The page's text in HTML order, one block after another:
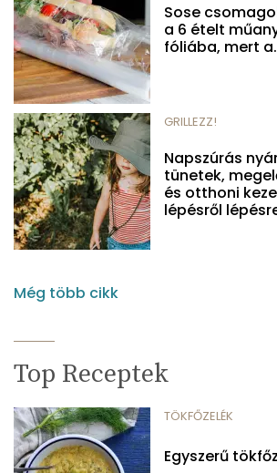
Sose
a 6 ételt
fóliába, mert
GRILLEZZ!
Napszúrás
tünetek,
és otthoni
lépésről
Még több cikk
Top Receptek
TÖKFŐZELÉK
Egyszerű